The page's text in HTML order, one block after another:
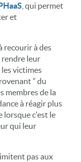
, qui permet
et
recourir à des
rendre leur
victimes
” du
membres de la
à réagir plus
lorsque c'est le
qui leur
pas aux